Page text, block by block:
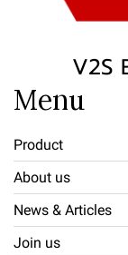
V2S
Menu
Product
About us
News & Articles
Join us